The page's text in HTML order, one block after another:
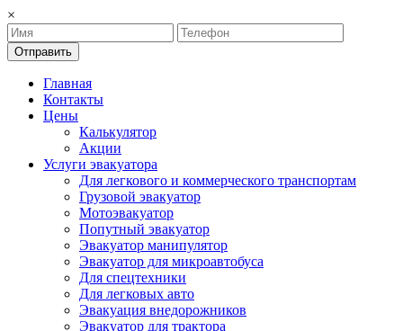
×
Отправить
Главная
Контакты
Цены
Калькулятор
Акции
Услуги эвакуатора
Для легкового и коммерческого транспортам
Грузовой эвакуатор
Мотоэвакуатор
Попутный эвакуатор
Эвакуатор манипулятор
Эвакуатор для микроавтобуса
Для спецтехники
Для легковых авто
Эвакуация внедорожников
Эвакуатор для трактора